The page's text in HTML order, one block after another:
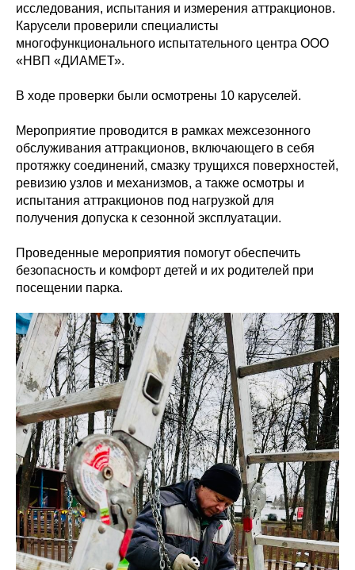
исследования, испытания и измерения аттракционов.
Карусели проверили специалисты
многофункционального испытательного центра ООО
«НВП «ДИАМЕТ».
В ходе проверки были осмотрены 10 каруселей.
Мероприятие проводится в рамках межсезонного
обслуживания аттракционов, включающего в себя
протяжку соединений, смазку трущихся поверхностей,
ревизию узлов и механизмов, а также осмотры и
испытания аттракционов под нагрузкой для
получения допуска к сезонной эксплуатации.
Проведенные мероприятия помогут обеспечить
безопасность и комфорт детей и их родителей при
посещении парка.